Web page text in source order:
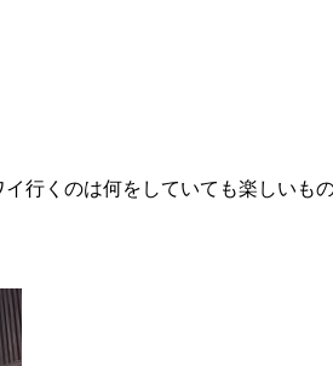
行くのは何をしていても楽しいも